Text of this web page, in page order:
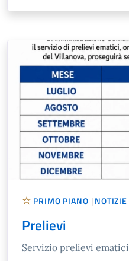
PRIMO PIANO |NOTIZIE
Prelievi
Servizio prelievi ematici